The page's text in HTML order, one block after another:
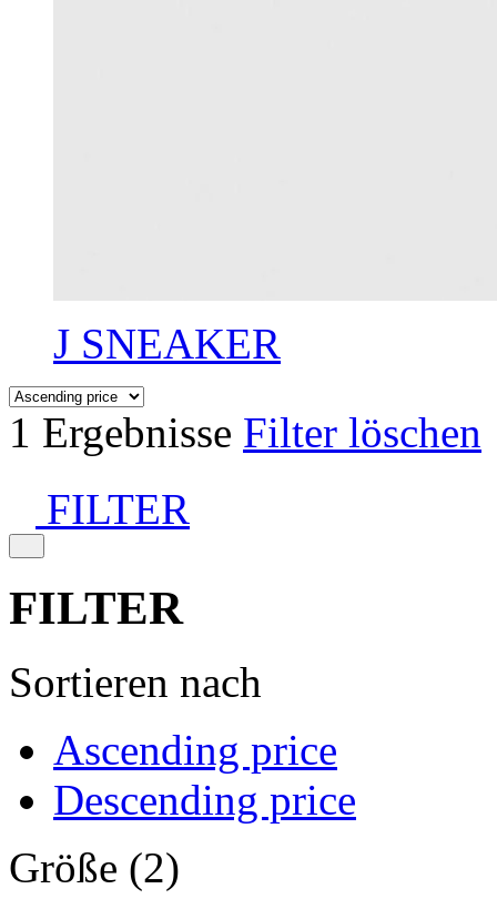
J SNEAKER
1 Ergebnisse Filter löschen
FILTER
FILTER
Sortieren nach
Ascending price
Descending price
Größe (2)